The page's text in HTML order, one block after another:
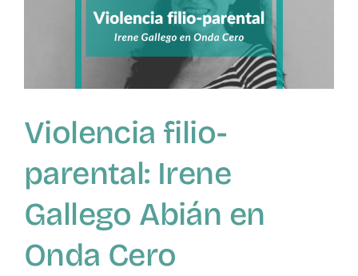
Asociarse
SEVIFIP CONECTA
Mapa de recursos
Violencia filio-
parental: Irene
Gallego Abián en
Onda Cero